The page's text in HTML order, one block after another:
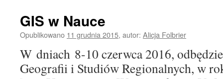
GIS w Nauce
Opublikowano 11 grudnia 2015, autor: Alicja Folbrier
W dniach 8-10 czerwca 2016,
Geografii i Studiów Regionalnych, w